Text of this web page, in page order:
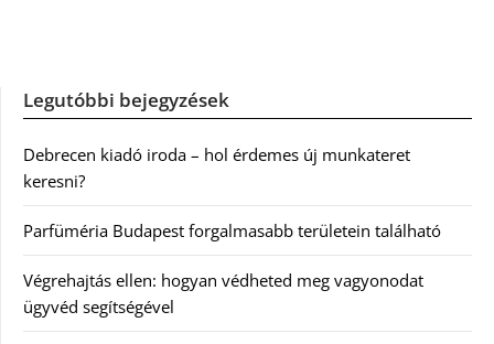
Legutóbbi bejegyzések
Debrecen kiadó iroda – hol érdemes új munkateret
keresni?
Parfüméria Budapest forgalmasabb területein található
Végrehajtás ellen: hogyan védheted meg vagyonodat
ügyvéd segítségével